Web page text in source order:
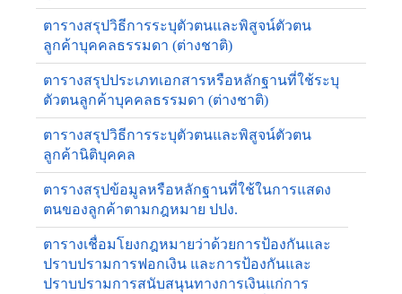
ตารางสรุปวิธีการระบุตัวตนและพิสูจน์ตัวตน
ลูกค้าบุคคลธรรมดา (ต่างชาติ)
ตารางสรุปประเภทเอกสารหรือหลักฐานที่ใช้ระบุ
ตัวตนลูกค้าบุคคลธรรมดา (ต่างชาติ)
ตารางสรุปวิธีการระบุตัวตนและพิสูจน์ตัวตน
ลูกค้านิติบุคคล
ตารางสรุปข้อมูลหรือหลักฐานที่ใช้ในการแสดง
ตนของลูกค้าตามกฎหมาย ปปง.
ตารางเชื่อมโยงกฎหมายว่าด้วยการป้องกันและ
ปราบปรามการฟอกเงิน และการป้องกันและ
ปราบปรามการสนับสนุนทางการเงินแก่การ